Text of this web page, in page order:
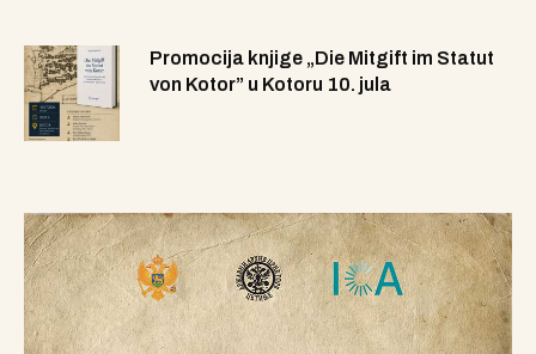
Promocija knjige „Die Mitgift im Statut
von Kotor” u Kotoru 10. jula